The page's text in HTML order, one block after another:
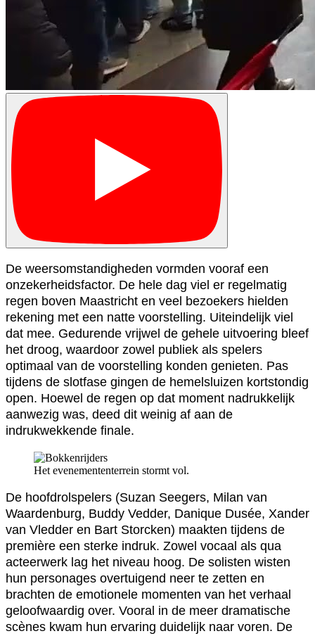
De weersomstandigheden vormden vooraf een
onzekerheidsfactor. De hele dag viel er regelmatig
regen boven Maastricht en veel bezoekers hielden
rekening met een natte voorstelling. Uiteindelijk viel
dat mee. Gedurende vrijwel de gehele uitvoering bleef
het droog, waardoor zowel publiek als spelers
optimaal van de voorstelling konden genieten. Pas
tijdens de slotfase gingen de hemelsluizen kortstondig
open. Hoewel de regen op dat moment nadrukkelijk
aanwezig was, deed dit weinig af aan de
indrukwekkende finale.
Het evenemententerrein stormt vol.
De hoofdrolspelers (Suzan Seegers, Milan van
Waardenburg, Buddy Vedder, Danique Dusée, Xander
van Vledder en Bart Storcken) maakten tijdens de
première een sterke indruk. Zowel vocaal als qua
acteerwerk lag het niveau hoog. De solisten wisten
hun personages overtuigend neer te zetten en
brachten de emotionele momenten van het verhaal
geloofwaardig over. Vooral in de meer dramatische
scènes kwam hun ervaring duidelijk naar voren. De